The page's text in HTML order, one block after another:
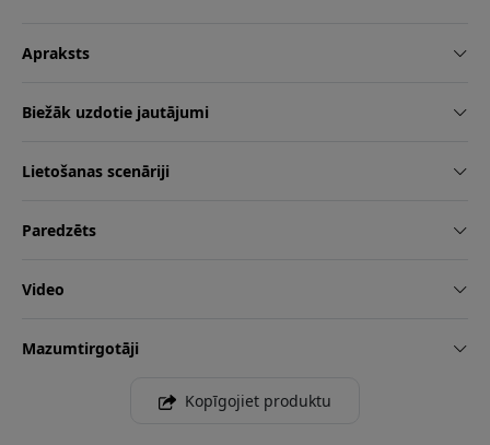
Apraksts
Biežāk uzdotie jautājumi
Lietošanas scenāriji
Paredzēts
Video
Mazumtirgotāji
Kopīgojiet produktu